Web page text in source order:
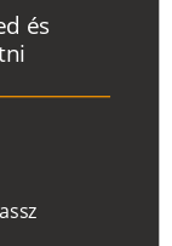
assz
d és
ni